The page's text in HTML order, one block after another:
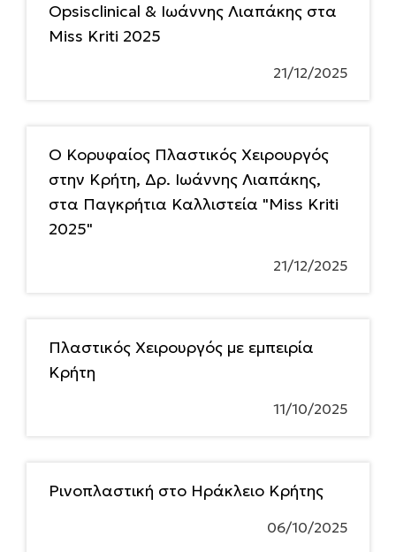
Opsisclinical & Ιωάννης Λιαπάκης στα
Miss Kriti 2025
21/12/2025
Ο Κορυφαίος Πλαστικός Χειρουργός
στην Κρήτη, Δρ. Ιωάννης Λιαπάκης,
στα Παγκρήτια Καλλιστεία "Miss Kriti
2025"
21/12/2025
Πλαστικός Χειρουργός με εμπειρία
Κρήτη
11/10/2025
Ρινοπλαστική στο Ηράκλειο Κρήτης
06/10/2025